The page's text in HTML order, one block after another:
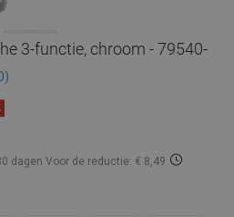
3-functie, chroom - 79540-
dagen Voor de reductie: € 8,49